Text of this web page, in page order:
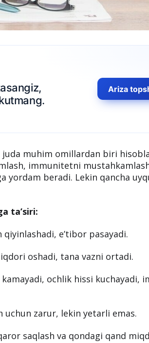
Ariza
immunitetni mustahkamlash
ta’siri: